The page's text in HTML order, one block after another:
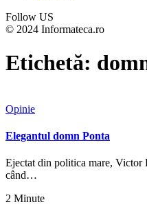
Follow US
© 2024 Informateca.ro
Etichetă:
Opinie
Elegantul domn Ponta
Ejectat din politica mare, Victor
când…
2 Minute